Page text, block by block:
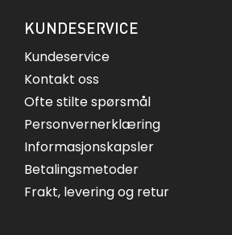
KUNDESERVICE
Kundeservice
Kontakt oss
Ofte stilte spørsmål
Personvernerklæring
Informasjonskapsler
Betalingsmetoder
Frakt, levering og retur